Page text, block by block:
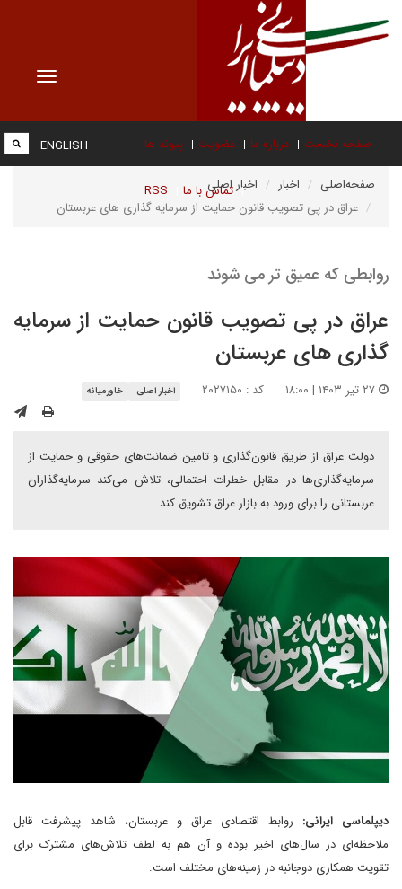
Toggle
صفحه نخست درباره ما عضویت پیوند ها
تماس با ما RSS
ENGLISH
صفحه‌اصلی اخبار
اخبار اصلی
عراق در پی تصویب قانون حمایت از سرمایه گذاری های عربستان
روابطی که عمیق تر می شوند
عراق در پی تصویب قانون حمایت از سرمایه
گذاری های عربستان
کد : ۲۰۲۷۱۵۰ اخبار اصلی خاورمیانه
دولت عراق از طریق قانون‌گذاری و تامین ضمانت‌های حقوقی و حمایت از
سرمایه‌گذاری‌ها در مقابل خطرات احتمالی، تلاش می‌کند سرمایه‌گذاران
عربستانی را برای ورود به بازار عراق تشویق کند.
دیپلماسی ایرانی: روابط اقتصادی عراق و عربستان، شاهد پیشرفت قابل
ملاحظه‌ای در سال‌های اخیر بوده و آن هم به لطف تلاش‌های مشترک برای
تقویت همکاری دوجانبه در زمینه‌های مختلف است.